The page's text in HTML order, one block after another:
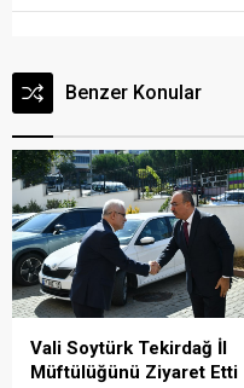
Benzer Konular
Vali Soytürk Tekirdağ İl
Müftülüğünü Ziyaret Etti